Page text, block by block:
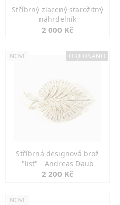
Stříbrný zlacený starožitný
náhrdelník
2 000 Kč
NOVÉ OBJEDNÁNO
Stříbrná designová brož
"list" - Andreas Daub
2 200 Kč
NOVÉ